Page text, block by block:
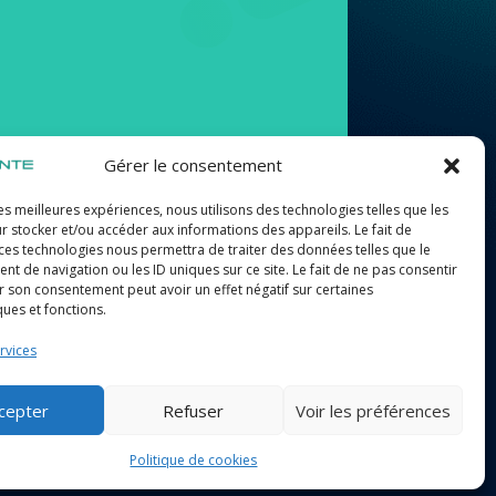
Gérer le consentement
meilleures expériences, nous utilisons des technologies telles que les
stocker et/ou accéder aux informations des appareils. Le fait de
technologies nous permettra de traiter des données telles que le
de navigation ou les ID uniques sur ce site. Le fait de ne pas consentir
son consentement peut avoir un effet négatif sur certaines
et fonctions.
Refuser Voir les préférences
Politique de cookies
Suivez-nous